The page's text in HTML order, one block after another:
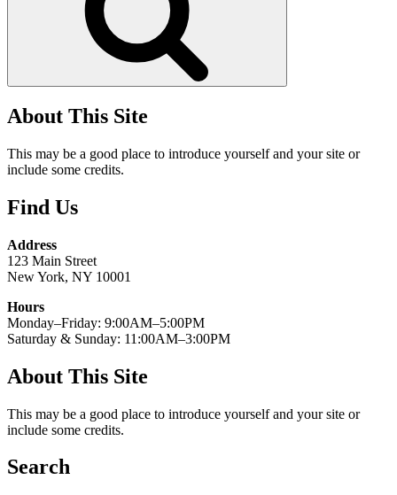
About This Site
This may be a good place to introduce yourself and your site or
include some credits.
Find Us
Address
123 Main Street
New York, NY 10001
Hours
Monday–Friday: 9:00AM–5:00PM
Saturday & Sunday: 11:00AM–3:00PM
About This Site
This may be a good place to introduce yourself and your site or
include some credits.
Search